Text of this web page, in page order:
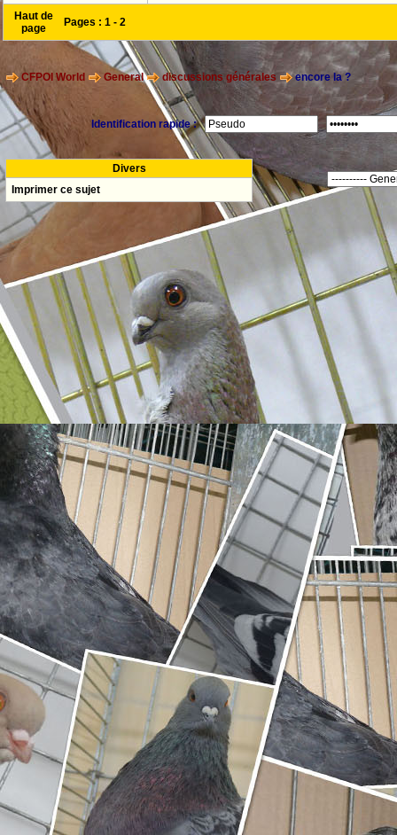
Haut de
page
Pages : 1 - 2
CFPOI World General discussions générales encore la ?
Identification rapide :
Divers
Imprimer ce sujet